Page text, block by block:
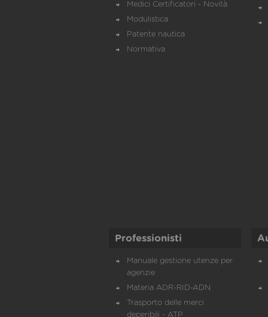
Medici Certificatori - Novità
Modulistica
Patente nautica
Normativa
Professionisti
Manuale gestione utenze per
agenzie
Materia ADR-RID-ADN
Trasporto delle merci
deperibili - ATP